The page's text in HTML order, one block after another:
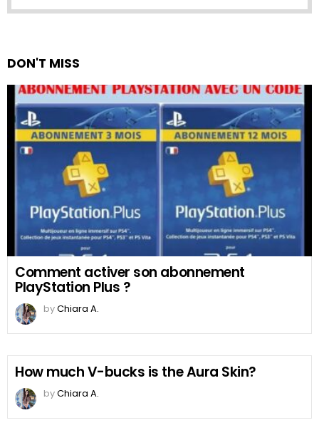
DON'T MISS
Comment activer son abonnement
PlayStation Plus ?
byChiara A.
How much V-bucks is the Aura Skin?
byChiara A.